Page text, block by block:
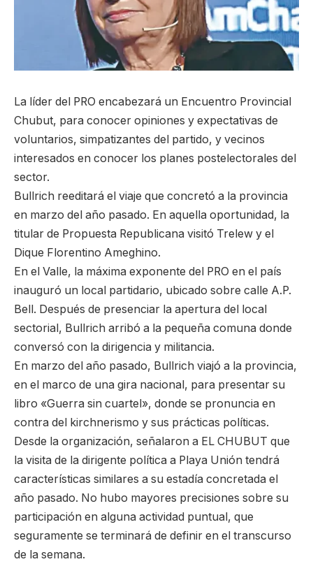
La líder del PRO encabezará un Encuentro Provincial
Chubut, para conocer opiniones y expectativas de
voluntarios, simpatizantes del partido, y vecinos
interesados en conocer los planes postelectorales del
sector.
Bullrich reeditará el viaje que concretó a la provincia
en marzo del año pasado. En aquella oportunidad, la
titular de Propuesta Republicana visitó Trelew y el
Dique Florentino Ameghino.
En el Valle, la máxima exponente del PRO en el país
inauguró un local partidario, ubicado sobre calle A.P.
Bell. Después de presenciar la apertura del local
sectorial, Bullrich arribó a la pequeña comuna donde
conversó con la dirigencia y militancia.
En marzo del año pasado, Bullrich viajó a la provincia,
en el marco de una gira nacional, para presentar su
libro «Guerra sin cuartel», donde se pronuncia en
contra del kirchnerismo y sus prácticas políticas.
Desde la organización, señalaron a EL CHUBUT que
la visita de la dirigente política a Playa Unión tendrá
características similares a su estadía concretada el
año pasado. No hubo mayores precisiones sobre su
participación en alguna actividad puntual, que
seguramente se terminará de definir en el transcurso
de la semana.